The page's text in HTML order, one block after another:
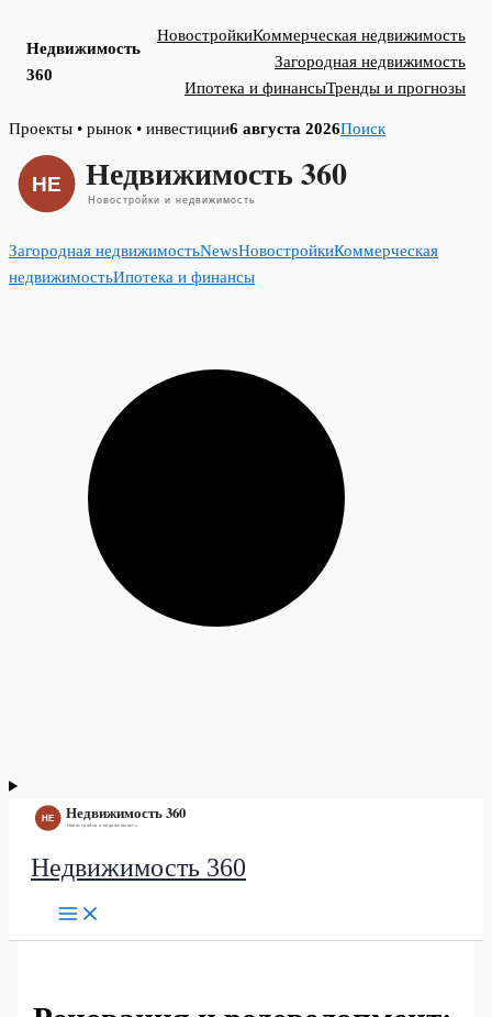
Недвижимость
360
НовостройкиКоммерческая недвижимость
Загородная недвижимость
Ипотека и финансыТренды и прогнозы
Skip
content
Проекты • рынок • инвестиции6 августа 2026Поиск
Загородная недвижимостьNewsНовостройкиКоммерческая
недвижимостьИпотека и финансы
Недвижимость 360